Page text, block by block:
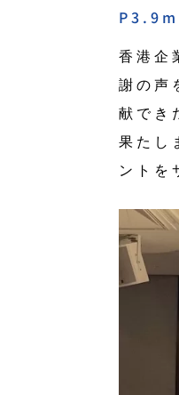
香港企
謝の声
献でき
果たし
ントを